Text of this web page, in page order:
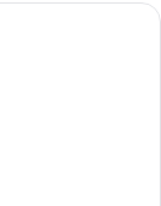
mit einem großen